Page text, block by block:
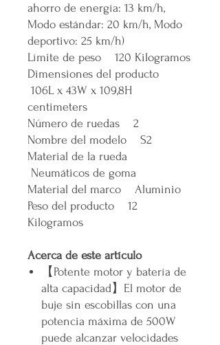
ahorro de energía: 13 km/h,
Modo estándar: 20 km/h, Modo
deportivo: 25 km/h)
Límite de peso 120 Kilogramos
Dimensiones del producto
106L x 43W x 109,8H
centimeters
Número de ruedas 2
Nombre del modelo S2
Material de la rueda
Neumáticos de goma
Material del marco Aluminio
Peso del producto 12
Kilogramos
Acerca de este artículo
【 Potente motor y batería de
alta capacidad 】 El motor de
buje sin escobillas con una
potencia máxima de 500W
puede alcanzar velocidades